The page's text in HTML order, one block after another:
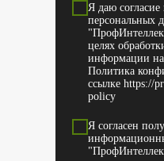
Я даю
персональных
целях
информации
Политика
ссылке https://
policy
Я согласен